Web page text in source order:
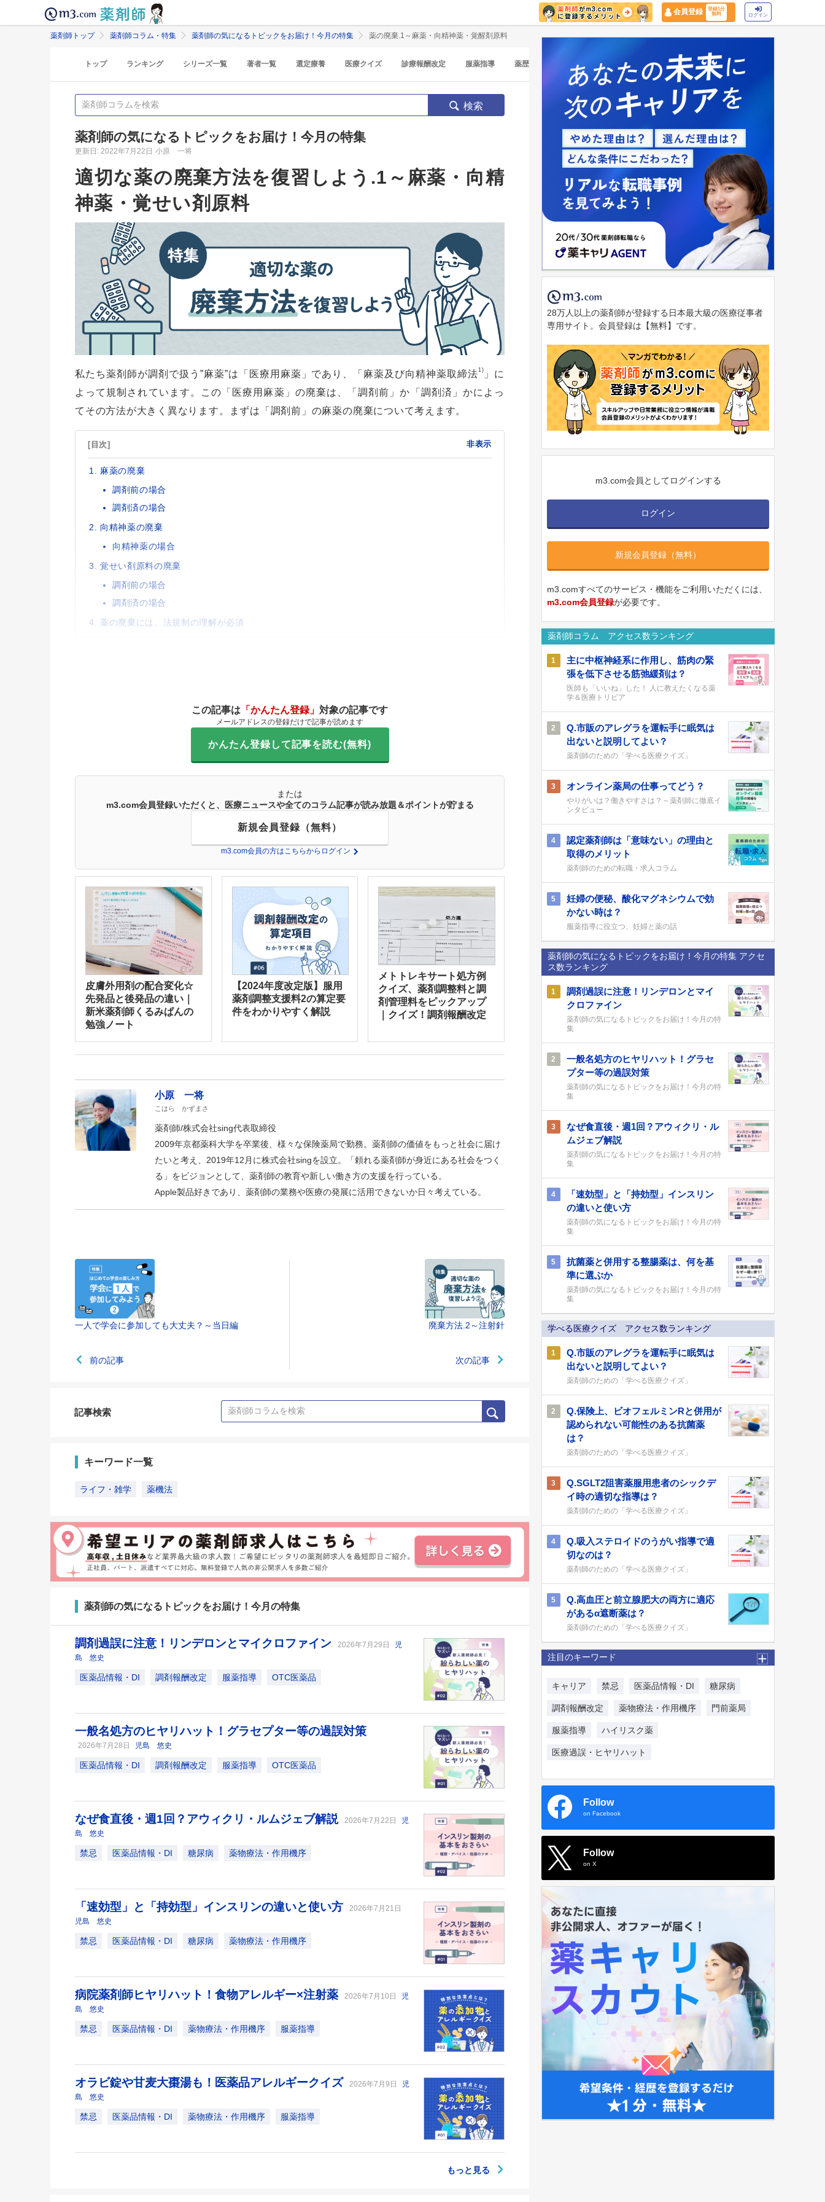
会員登録
登録1分
無料
ログイン
薬剤師トップ 薬剤師コラム・特集 薬剤師の気になるトピックをお届け！今月の特集 薬の廃棄.1～麻薬・向精神薬・覚醒剤原料
トップ ランキング シリーズ一覧 著者一覧 選定療養 医療クイズ 診療報酬改定 服薬指導 薬歴 マイナ保険証
検索
薬剤師の気になるトピックをお届け！今月の特集
更新日: 2022年7月22日 小原 一将
適切な薬の廃棄方法を復習しよう.1～麻薬・向精
神薬・覚せい剤原料
私たち薬剤師が調剤で扱う”麻薬”は「医療用麻薬」であり、「麻薬及び向精神薬取締法1) 」に
よって規制されています。この「医療用麻薬」の廃棄は、「調剤前」か「調剤済」かによっ
てその方法が大きく異なります。まずは「調剤前」の麻薬の廃棄について考えます。
[目次] 非表示
麻薬の廃棄
調剤前の場合
調剤済の場合
向精神薬の廃棄
向精神薬の場合
覚せい剤原料の廃棄
調剤前の場合
調剤済の場合
薬の廃棄には、法規制の理解が必須
この記事は 「かんたん登録」 対象の記事です
メールアドレスの登録だけで記事が読めます
かんたん登録して記事を読む(無料)
または
m3.com会員登録いただくと、医療ニュースや全てのコラム記事が読み放題＆ポイントが貯まる
新規会員登録（無料）
m3.com会員の方はこちらからログイン
皮膚外用剤の配合変化☆
先発品と後発品の違い｜
新米薬剤師くるみぱんの
勉強ノート
【2024年度改定版】服用
薬剤調整支援料2の算定要
件をわかりやすく解説
メトトレキサート処方例
クイズ、薬剤調整料と調
剤管理料をピックアップ
｜クイズ！調剤報酬改定
小原 一将
こはら かずまさ
薬剤師/株式会社sing代表取締役
2009年京都薬科大学を卒業後、様々な保険薬局で勤務。薬剤師の価値をもっと社会に届け
たいと考え、2019年12月に株式会社singを設立。「頼れる薬剤師が身近にある社会をつく
る」をビジョンとして、薬剤師の教育や新しい働き方の支援を行っている。
Apple製品好きであり、薬剤師の業務や医療の発展に活用できないか日々考えている。
一人で学会に参加しても大丈夫？～当日編
前の記事
廃棄方法.2～注射針
次の記事
記事検索
キーワード一覧
ライフ・雑学 薬機法
薬剤師の気になるトピックをお届け！今月の特集
調剤過誤に注意！リンデロンとマイクロファイン 2026年7月29日
児
島 悠史
医薬品情報・DI 調剤報酬改定 服薬指導 OTC医薬品
一般名処方のヒヤリハット！グラセプター等の過誤対策
2026年7月28日 児島 悠史
医薬品情報・DI 調剤報酬改定 服薬指導 OTC医薬品
なぜ食直後・週1回？アウィクリ・ルムジェブ解説 2026年7月22日
児
島 悠史
禁忌 医薬品情報・DI 糖尿病 薬物療法・作用機序
「速効型」と「持効型」インスリンの違いと使い方
2026年7月21日
児島 悠史
禁忌 医薬品情報・DI 糖尿病 薬物療法・作用機序
病院薬剤師ヒヤリハット！食物アレルギー×注射薬 2026年7月10日
児
島 悠史
禁忌 医薬品情報・DI 薬物療法・作用機序 服薬指導
オラビ錠や甘麦大棗湯も！医薬品アレルギークイズ 2026年7月9日
児
島 悠史
禁忌 医薬品情報・DI 薬物療法・作用機序 服薬指導
もっと見る
28万人以上の薬剤師が登録する日本最大級の医療従事者
専用サイト。会員登録は【無料】です。
m3.com会員としてログインする
ログイン
新規会員登録（無料）
m3.comすべてのサービス・機能をご利用いただくには、
m3.com会員登録が必要です。
薬剤師コラム アクセス数ランキング
1
主に中枢神経系に作用し、筋肉の緊
張を低下させる筋弛緩剤は？
医師も「いいね」した！ 人に教えたくなる薬
学＆医療トリビア
2
Q.市販のアレグラを運転手に眠気は
出ないと説明してよい？
薬剤師のための「学べる医療クイズ」
3 オンライン薬局の仕事ってどう？
やりがいは？働きやすさは？～薬剤師に徹底イ
ンタビュー
4
認定薬剤師は「意味ない」の理由と
取得のメリット
薬剤師のための転職・求人コラム
5
妊婦の便秘、酸化マグネシウムで効
かない時は？
服薬指導に役立つ、妊婦と薬の話
薬剤師の気になるトピックをお届け！今月の特集 アクセ
ス数ランキング
1
調剤過誤に注意！リンデロンとマイ
クロファイン
薬剤師の気になるトピックをお届け！今月の特
集
2
一般名処方のヒヤリハット！グラセ
プター等の過誤対策
薬剤師の気になるトピックをお届け！今月の特
集
3
なぜ食直後・週1回？アウィクリ・ル
ムジェブ解説
薬剤師の気になるトピックをお届け！今月の特
集
4
「速効型」と「持効型」インスリン
の違いと使い方
薬剤師の気になるトピックをお届け！今月の特
集
5
抗菌薬と併用する整腸薬は、何を基
準に選ぶか
薬剤師の気になるトピックをお届け！今月の特
集
学べる医療クイズ アクセス数ランキング
1
Q.市販のアレグラを運転手に眠気は
出ないと説明してよい？
薬剤師のための「学べる医療クイズ」
2
Q.保険上、ビオフェルミンRと併用が
認められない可能性のある抗菌薬
は？
薬剤師のための「学べる医療クイズ」
3
Q.SGLT2阻害薬服用患者のシックデ
イ時の適切な指導は？
薬剤師のための「学べる医療クイズ」
4
Q.吸入ステロイドのうがい指導で適
切なのは？
薬剤師のための「学べる医療クイズ」
5
Q.高血圧と前立腺肥大の両方に適応
があるα遮断薬は？
薬剤師のための「学べる医療クイズ」
注目のキーワード
キャリア 禁忌 医薬品情報・DI 糖尿病
調剤報酬改定 薬物療法・作用機序 門前薬局
服薬指導 ハイリスク薬
医療過誤・ヒヤリハット
Follow
on Facebook
Follow
on X